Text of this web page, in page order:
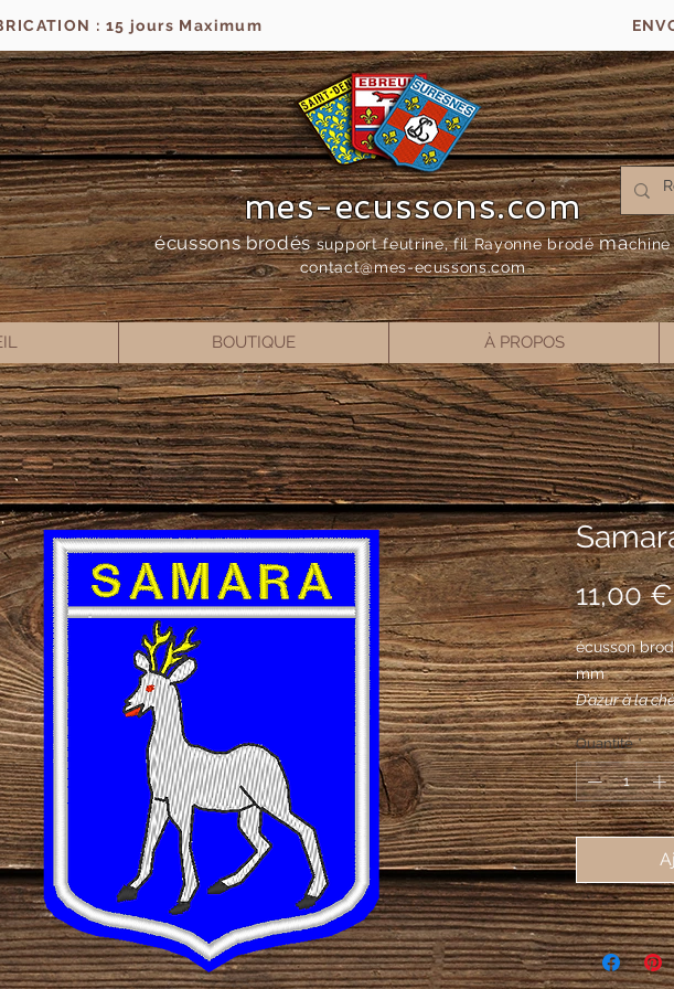
: 15 jours Maximum
mes-ecussons.com
écussons brodés support feutrine, fil Rayonne brodémachine
contact@mes-ecussons.com
BOUTIQUE À PROPOS
11,00 €
écusson
mm
D’azur à la
lampassée
sable, aux
Quantité *